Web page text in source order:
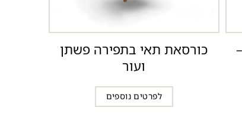
כורסאת תאי בתפירה פשתן
ועור
לפרטים נוספים